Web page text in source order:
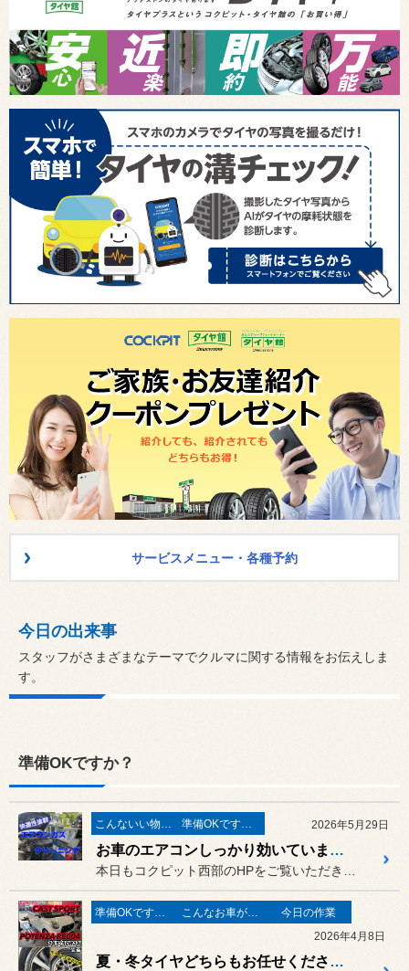
サービスメニュー・各種予約
今日の出来事
スタッフがさまざまなテーマでクルマに関する情報をお伝えしま
す。
準備OKですか？
こんないい物が有りますよ！ 準備OKですか？ 2026年5月29日
お車のエアコンしっかり効いていますか？
準備OKですか？ こんなお車がご来店
今日の作業
2026年4月8日
夏・冬タイヤどちらもお任せください！